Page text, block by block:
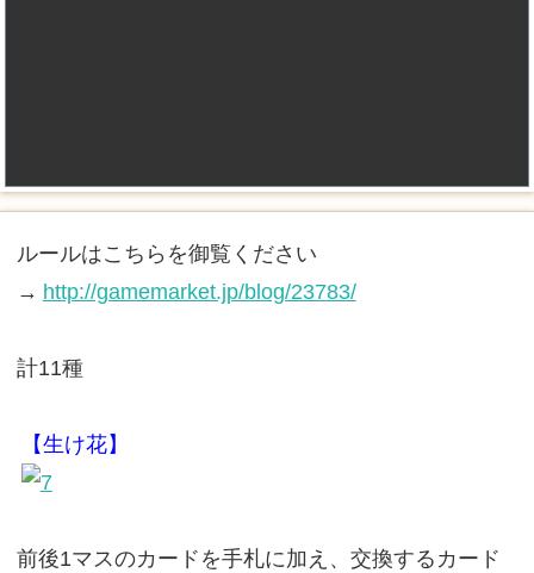
ルールはこちらを御覧ください
→ http://gamemarket.jp/blog/23783/
計11種
【生け花】
前後1マスのカードを手札に加え、交換するカード